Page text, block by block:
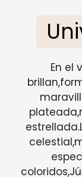
En el